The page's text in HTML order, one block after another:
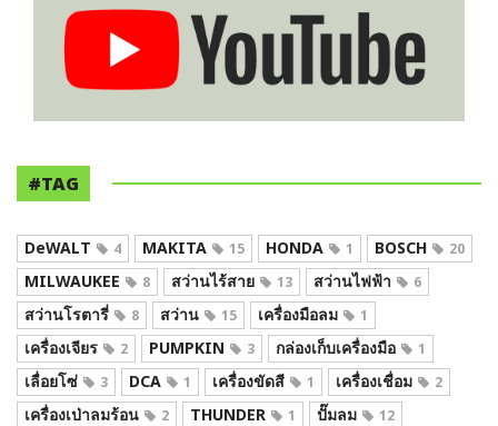
#TAG
DeWALT 4 MAKITA 15 HONDA 1 BOSCH 20
MILWAUKEE 8 สว่านไร้สาย 13 สว่านไฟฟ้า 6
สว่านโรตารี่ 8 สว่าน 15 เครื่องมือลม 1
เครื่องเจียร 2 PUMPKIN 3 กล่องเก็บเครื่องมือ 1
เลื่อยโซ่ 3 DCA 1 เครื่องขัดสี 1 เครื่องเชื่อม 2
เครื่องเป่าลมร้อน 2 THUNDER 1 ปั๊มลม 12